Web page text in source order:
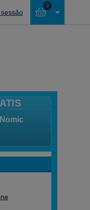
0